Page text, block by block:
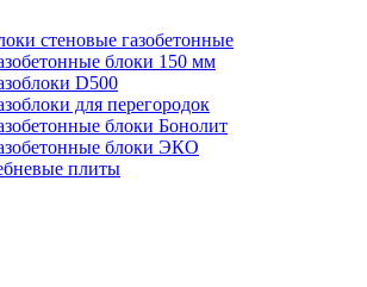
стеновые газобетонные
блоки 150 мм
D500
для перегородок
блоки Бонолит
блоки ЭКО
плиты